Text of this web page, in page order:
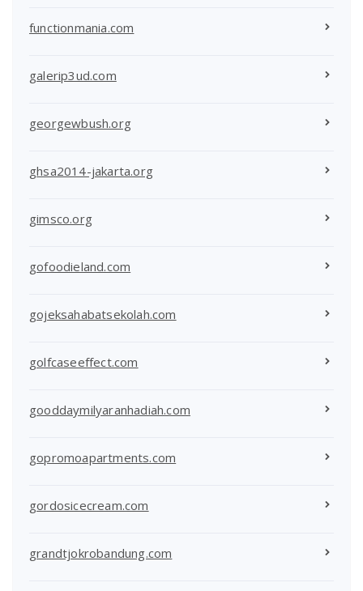
functionmania.com
galerip3ud.com
georgewbush.org
ghsa2014-jakarta.org
gimsco.org
gofoodieland.com
gojeksahabatsekolah.com
golfcaseeffect.com
gooddaymilyaranhadiah.com
gopromoapartments.com
gordosicecream.com
grandtjokrobandung.com